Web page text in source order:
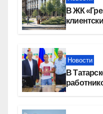
В ЖК
Новости
В